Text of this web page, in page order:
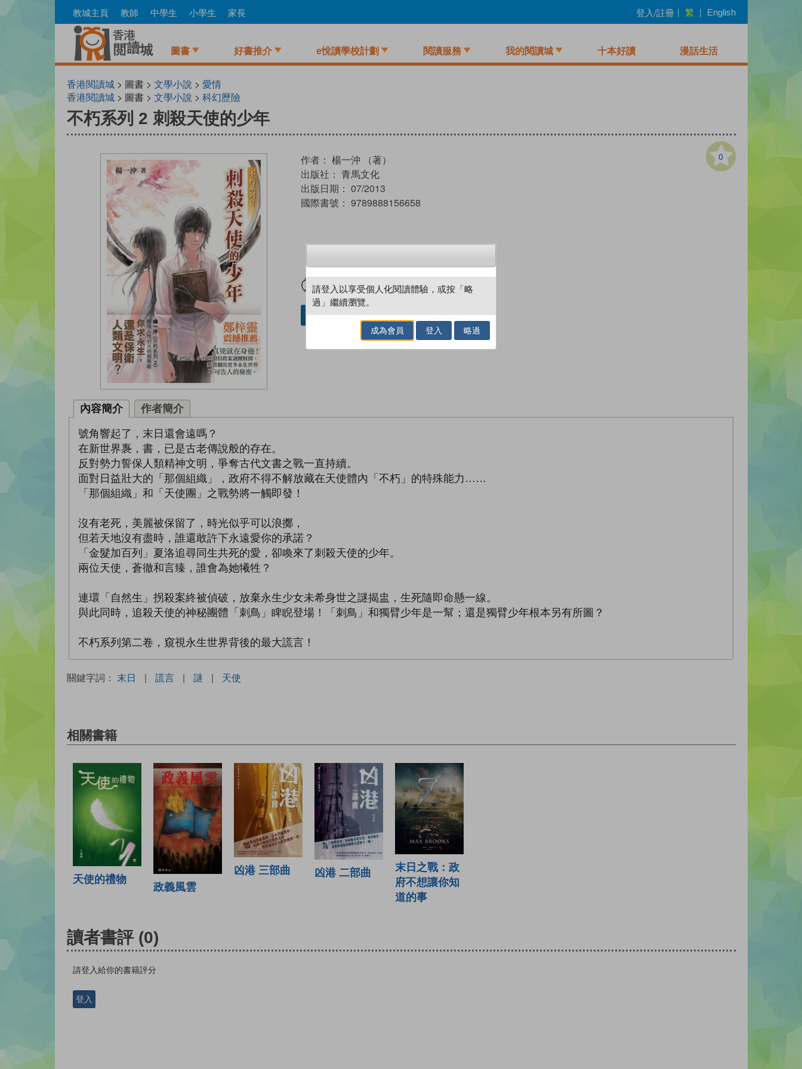
to
教城主頁 教師 中學生 小學生 家長 登入/註冊 | 繁 | English
圖書 好書推介 e悅讀學校計劃 閱讀服務 我的閱讀城 十本好讀 漫話生活
香港閱讀城> 圖書 > 文學小說 > 愛情
香港閱讀城> 圖書 > 文學小說 > 科幻歷險
不朽系列 2 刺殺天使的少年
0
作者： 楊一沖 （著）
出版社： 青馬文化
出版日期： 07/2013
國際書號： 9789888156658
試閲 加入閱讀紀錄
借閱實體書
內容簡介 作者簡介
號角響起了，末日還會遠嗎？
在新世界褢，書，已是古老傳說般的存在。
反對勢力誓保人類精神文明，爭奪古代文書之戰一直持續。
面對日益壯大的「那個組織」，政府不得不解放藏在天使體內「不朽」的特殊能力……
「那個組織」和「天使團」之戰勢將一觸即發！
沒有老死，美麗被保留了，時光似乎可以浪擲，
但若天地沒有盡時，誰還敢許下永遠愛你的承諾？
「金髮加百列」夏洛追尋同生共死的愛，卻喚來了刺殺天使的少年。
兩位天使，蒼徹和言臻，誰會為她犧牲？
連環「自然生」拐殺案終被偵破，放棄永生少女未希身世之謎揭盅，生死隨即命懸一線。
與此同時，追殺天使的神秘團體「刺鳥」睥睨登場！「刺鳥」和獨臂少年是一幫；還是獨臂少年根本另有所圖？
不朽系列第二卷，窺視永生世界背後的最大謊言！
關鍵字詞： 末日 | 謊言 | 謎 | 天使
相關書籍
天使的禮物
政義風雲
凶港 三部曲 凶港 二部曲
末日之戰：政
府不想讓你知
道的事
讀者書評 (0)
請登入給你的書籍評分
登入
請登入以享受個人化閱讀體驗，或按「略
過」繼續瀏覽。
成為會員 登入 略過